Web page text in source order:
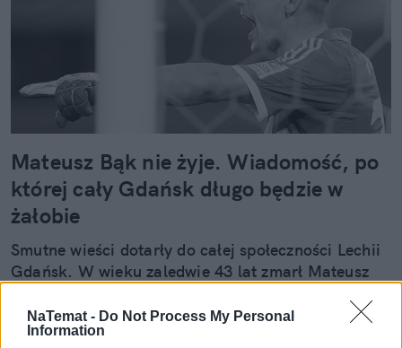
NaTemat - Do Not Process My Personal
Information
Mateusz Bąk nie żyje. Wiadomość, po
której cały Gdańsk długo będzie w
żałobie
Smutne wieści dotarły do całej społeczności Lechii
Gdańsk. W wieku zaledwie 43 lat zmarł Mateusz
Zielonymi przebył drogę z piłkarskiej A-Klasy do
Ekstraklasy.